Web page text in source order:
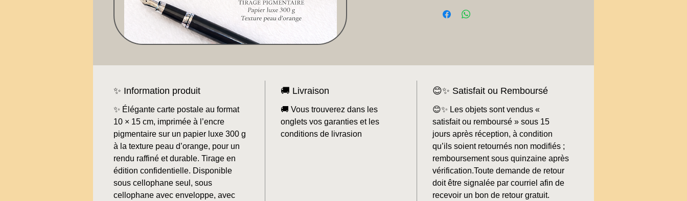
✨ Information produit
✨ Élégante carte postale au format
10 × 15 cm, imprimée à l’encre
pigmentaire sur un papier luxe 300 g
à la texture peau d’orange, pour un
rendu raffiné et durable. Tirage en
édition confidentielle. Disponible
sous cellophane seul, sous
cellophane avec enveloppe, avec
🚚 Livraison
🚚 Vous trouverez dans les
onglets vos garanties et les
conditions de livrasion
😊✨ Satisfait ou Remboursé
😊✨ Les objets sont vendus «
satisfait ou remboursé » sous 15
jours après réception, à condition
qu’ils soient retournés non modifiés ;
remboursement sous quinzaine après
vérification.Toute demande de retour
doit être signalée par courriel afin de
recevoir un bon de retour gratuit.